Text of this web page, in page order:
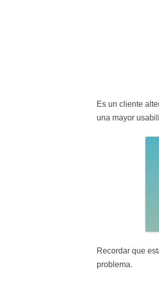
Es un cliente
una mayor
Recordar que
problema.